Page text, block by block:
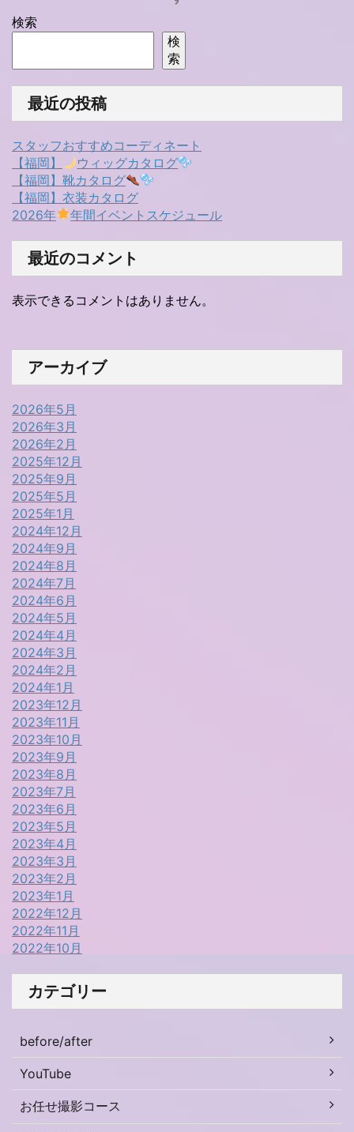
検索
検
索
最近の投稿
スタッフおすすめコーディネート
【福岡】
ウィッグカタログ
【福岡】靴カタログ
【福岡】衣装カタログ
2026年
年間イベントスケジュール
最近のコメント
表示できるコメントはありません。
アーカイブ
2026年5月
2026年3月
2026年2月
2025年12月
2025年9月
2025年5月
2025年1月
2024年12月
2024年9月
2024年8月
2024年7月
2024年6月
2024年5月
2024年4月
2024年3月
2024年2月
2024年1月
2023年12月
2023年11月
2023年10月
2023年9月
2023年8月
2023年7月
2023年6月
2023年5月
2023年4月
2023年3月
2023年2月
2023年1月
2022年12月
2022年11月
2022年10月
カテゴリー
before/after
YouTube
お任せ撮影コース